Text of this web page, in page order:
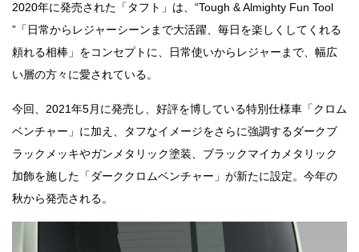
2020年に発売された「タフト」は、“Tough & Almighty Fun Tool
”「日常からレジャーシーンまで大活躍、毎日を楽しくしてくれる
頼れる相棒」をコンセプトに、日常使いからレジャーまで、幅広
い層の方々に愛されている。
今回、2021年5月に発売し、好評を博している特別仕様車「クロム
ベンチャー」に加え、タフなイメージをさらに強調するダークブ
ラックメッキやガンメタリック塗装、ブラックマイカメタリック
加飾を施した「ダーククロムベンチャー」が新たに設定。今年の
秋から発売される。